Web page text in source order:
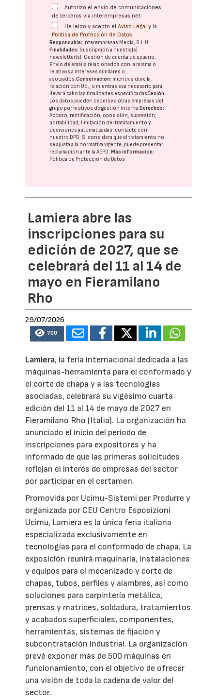
Autorizo el envío de comunicaciones
de terceros vía interempresas.net
He leído y acepto elAviso Legal y la
Política de Protección de Datos
Responsable: Interempresas Media, S.L.U.
Finalidades: Suscripción a nuestra(s)
newsletter(s). Gestión de cuenta de usuario.
Envío de emails relacionados con la misma o
relativos a intereses similares o
asociados.Conservación: mientras dure la
relación con Ud., o mientras sea necesario para
llevar a cabo las finalidades especificadasCesión:
Los datos pueden cederse a otras empresas del
grupo por motivos de gestión interna.Derechos:
Acceso, rectificación, oposición, supresión,
portabilidad, limitación del tratatamiento y
decisiones automatizadas: contacte con
nuestro DPD. Si considera que el tratamiento no
se ajusta a la normativa vigente, puede presentar
reclamación ante laAEPD.Más información:
Política de Protección de Datos
Lamiera abre las
inscripciones para su
edición de 2027, que se
celebrará del 11 al 14 de
mayo en Fieramilano
Rho
29/07/2026
700
Lamiera, la feria internacional dedicada a las
máquinas-herramienta para el conformado y
el corte de chapa y a las tecnologías
asociadas, celebrará su vigésimo cuarta
edición del 11 al 14 de mayo de 2027 en
Fieramilano Rho (Italia). La organización ha
anunciado el inicio del periodo de
inscripciones para expositores y ha
informado de que las primeras solicitudes
reflejan el interés de empresas del sector
por participar en el certamen.
Promovida por Ucimu-Sistemi per Produrre y
organizada por CEU Centro Esposizioni
Ucimu, Lamiera es la única feria italiana
especializada exclusivamente en
tecnologías para el conformado de chapa. La
exposición reunirá maquinaria, instalaciones
y equipos para el mecanizado y corte de
chapas, tubos, perfiles y alambres, así como
soluciones para carpintería metálica,
prensas y matrices, soldadura, tratamientos
y acabados superficiales, componentes,
herramientas, sistemas de fijación y
subcontratación industrial. La organización
prevé exponer más de 500 máquinas en
funcionamiento, con el objetivo de ofrecer
una visión de toda la cadena de valor del
sector.